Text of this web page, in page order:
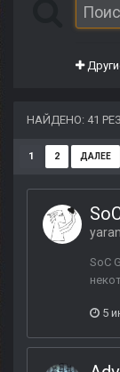
НАЙДЕНО: 41
1 2 ДАЛЕЕ
SoC
5